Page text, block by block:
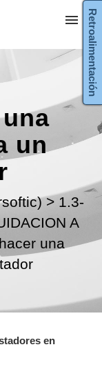
un
> 1.3-
A
una
en
Retroalimentación